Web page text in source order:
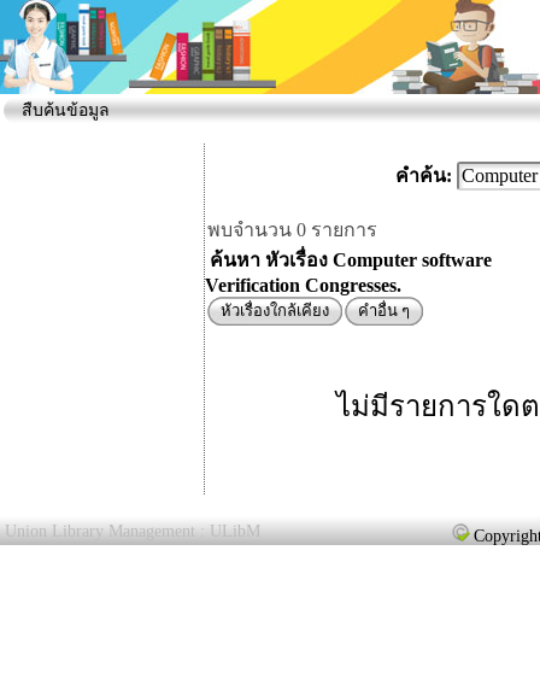
สืบค้นข้อมูล
คำค้น:
พบจำนวน 0 รายการ
ค้นหา หัวเรื่อง Computer software
Verification Congresses.
หัวเรื่องใกล้เคียง คำอื่น ๆ
ไม่มีรายการใด
Union Library Management : ULibM